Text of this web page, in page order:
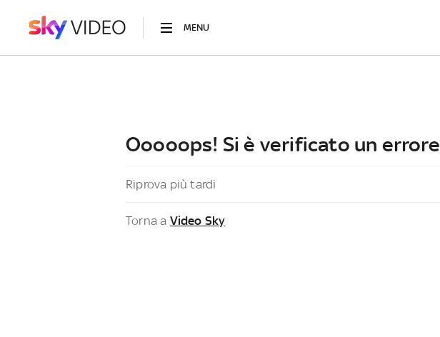
MENU
Ooooops! Si è verificato un errore
Riprova più tardi
Torna a Video Sky